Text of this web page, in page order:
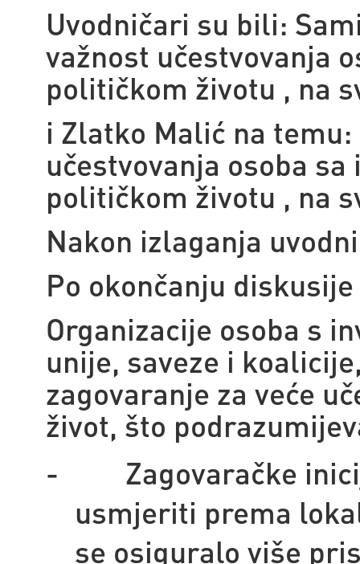
Uvodničari su bili:
važnost učestvovanja
političkom životu , na
i Zlatko Malić na temu:
učestvovanja osoba
političkom životu , na
Nakon izlaganja
Po okončanju
Organizacije osoba s
unije, saveze i
zagovaranje za veće
život, što
-
Zagovaračke
usmjeriti prema
se osiguralo više